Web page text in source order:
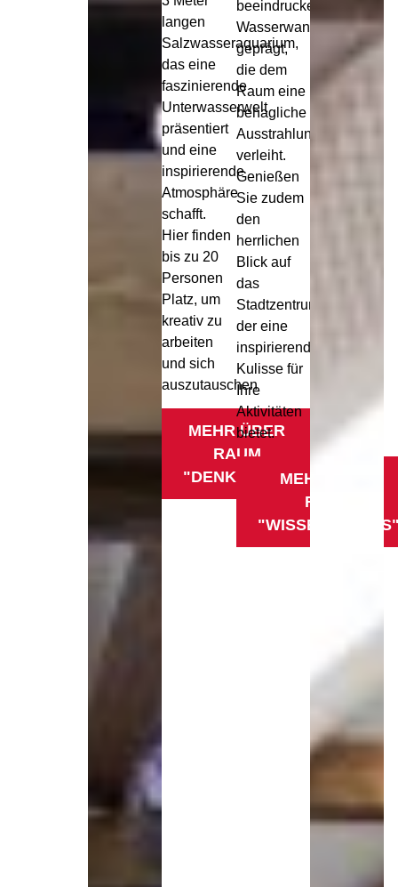
langen
Salzwasseraquarium,
das eine
faszinierende
Unterwasserwelt
präsentiert
und eine
inspirierende
Atmosphäre
schafft.
Hier finden
bis zu 20
Personen
Platz, um
kreativ zu
arbeiten
und sich
auszutauschen
MEHR ÜBER
RAUM
"DENKMEER"
beeindruckende
Wasserwand
geprägt,
die dem
Raum eine
behagliche
Ausstrahlung
verleiht.
Genießen
Sie zudem
den
herrlichen
Blick auf
das
Stadtzentrum,
der eine
inspirierende
Kulisse für
Ihre
Aktivitäten
bietet.
MEHR ÜBER
RAUM